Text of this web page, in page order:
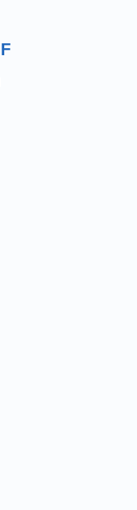
F